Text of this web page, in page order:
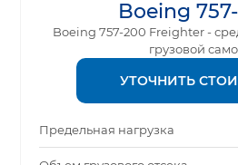
Boeing
Boeing 757-200 Freighter -
грузовой
УТОЧНИТЬ
Предельная нагрузка